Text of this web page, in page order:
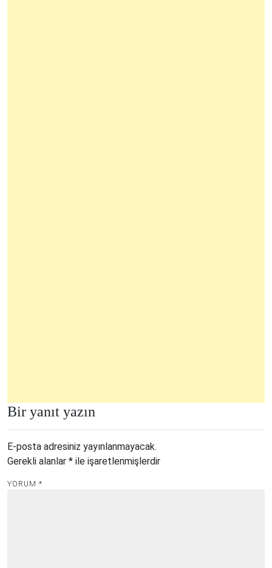
Bir yanıt yazın
E-posta adresiniz yayınlanmayacak.
Gerekli alanlar * ile işaretlenmişlerdir
YORUM *